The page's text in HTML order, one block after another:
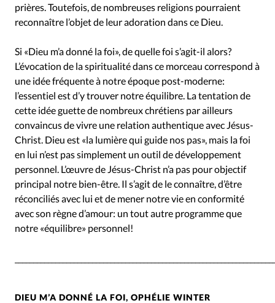
prières. Toutefois, de nombreuses religions pourraient
reconnaître l’objet de leur adoration dans ce Dieu.
Si «Dieu m’a donné la foi», de quelle foi s’agit-il alors?
L’évocation de la spiritualité dans ce morceau correspond à
une idée fréquente à notre époque post-moderne:
l’essentiel est d’y trouver notre équilibre. La tentation de
cette idée guette de nombreux chrétiens par ailleurs
convaincus de vivre une relation authentique avec Jésus-
Christ. Dieu est «la lumière qui guide nos pas», mais la foi
en lui n’est pas simplement un outil de développement
personnel. L’œuvre de Jésus-Christ n’a pas pour objectif
principal notre bien-être. Il s’agit de le connaître, d’être
réconciliés avec lui et de mener notre vie en conformité
avec son règne d’amour: un tout autre programme que
notre «équilibre» personnel!
DIEU M’A DONNÉ LA FOI, OPHÉLIE WINTER